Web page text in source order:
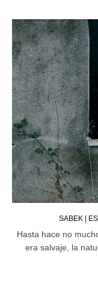
SABEK |
Hasta hace no
era salvaje, la